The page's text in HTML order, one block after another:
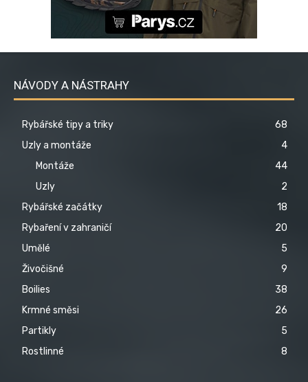
NÁVODY A NÁSTRAHY
Rybářské tipy a triky
68
Uzly a montáže
4
Montáže
44
Uzly
2
Rybářské začátky
18
Rybaření v zahraničí
20
Umělé
5
Živočišné
9
Boilies
38
Krmné směsi
26
Partikly
5
Rostlinné
8